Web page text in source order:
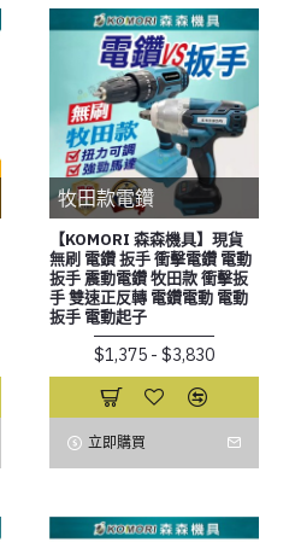
牧田款電鑽
【KOMORI 森森機具】現貨
無刷 電鑽 扳手 衝擊電鑽 電動
扳手 震動電鑽 牧田款 衝擊扳
手 雙速正反轉 電鑽電動 電動
扳手 電動起子
$1,375 - $3,830
立即購買